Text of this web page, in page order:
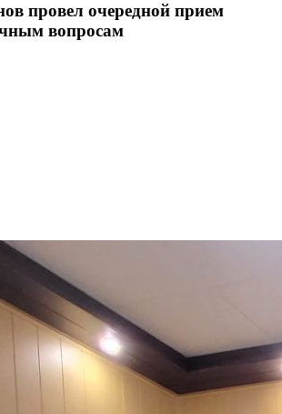
провел очередной прием
вопросам